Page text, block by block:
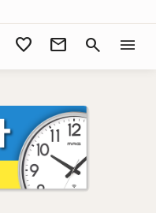
favorite mail search menu